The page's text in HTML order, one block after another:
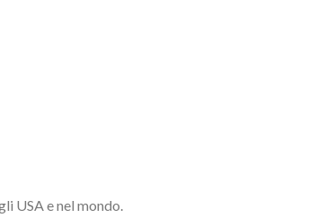
USA e nel mondo.